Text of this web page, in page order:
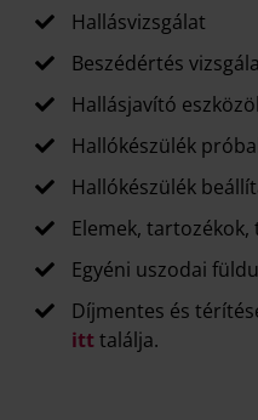
Hallásvizsgálat
Beszédértés
Hallásjavító
Hallókészülék
Hallókészülék
Elemek,
Egyéni uszodai
Díjmentes és
itttalálja.